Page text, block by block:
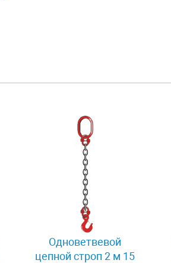
Одноветвевой
цепной строп 2 м 15